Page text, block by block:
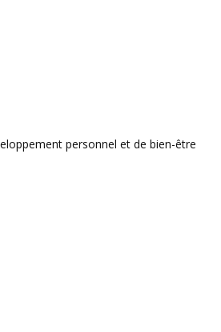
personnel et de bien-être